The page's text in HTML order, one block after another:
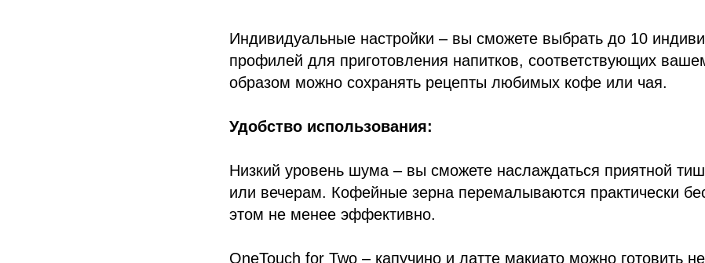
Индивидуальные настройки – вы сможете выбрать до 10
профилей для приготовления напитков, соответствующих
образом можно сохранять рецепты любимых кофе или чая.
Удобство использования:
Низкий уровень шума – вы сможете наслаждаться приятной
или вечерам. Кофейные зерна перемалываются практически
этом не менее эффективно.
OneTouch for Two – капучино и латте макиато можно готовить